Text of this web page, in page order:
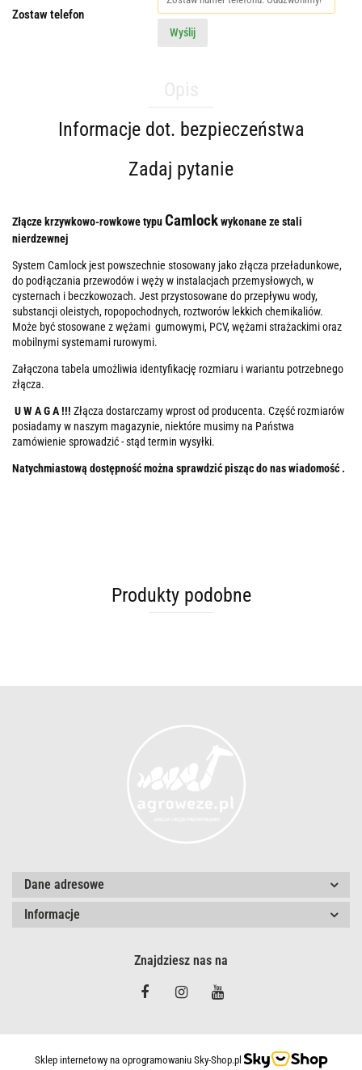
Zostaw telefon
Wyślij
Informacje dot. bezpieczeństwa
Zadaj pytanie
Złącze krzywkowo-rowkowe typuCamlockwykonane ze stali
nierdzewnej
System Camlock jest powszechnie stosowany jako złącza przeładunkowe,
do podłączania przewodów i węży w instalacjach przemysłowych, w
cysternach i beczkowozach. Jest przystosowane do przepływu wody,
substancji oleistych, ropopochodnych, roztworów lekkich chemikaliów.
Może być stosowane z wężami gumowymi, PCV, wężami strażackimi oraz
mobilnymi systemami rurowymi.
Załączona tabela umożliwia identyfikację rozmiaru i wariantu potrzebnego
złącza.
U W A G A !!! Złącza dostarczamy wprost od producenta. Część rozmiarów
posiadamy w naszym magazynie, niektóre musimy na Państwa
zamówienie sprowadzić - stąd termin wysyłki.
Natychmiastową dostępność można sprawdzić pisząc do nas wiadomość .
Produkty podobne
Dane adresowe
Informacje
Znajdziesz nas na
Sklep internetowy na oprogramowaniu Sky-Shop.pl